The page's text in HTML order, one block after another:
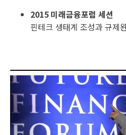
2015 미래금융포럼 세션
핀테크 생태계 조성과 규제